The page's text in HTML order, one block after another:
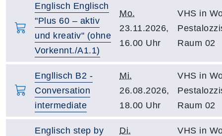
Englisch Englisch
"Plus 60 – aktiv
und kreativ" (ohne
Vorkennt./A1.1)
Mo.
23.11.2026,
16.00 Uhr
VHS in
Raum 02
Engllisch B2 -
Conversation
intermediate
Mi.
26.08.2026,
18.00 Uhr
VHS in
Raum 02
Englisch step by
Di.
VHS in